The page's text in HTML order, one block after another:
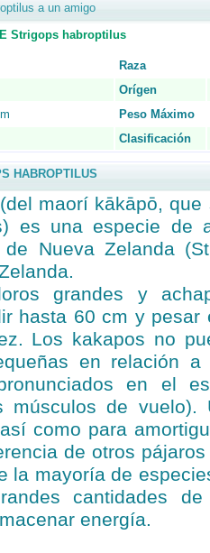
a un amigo
Strigops habroptilus
Raza
Orígen
Peso Máximo
Clasificación
HABROPTILUS
maorí kākāpō,
es una especie de
Nueva Zelanda
grandes y
hasta 60 cm y
Los kakapos no
en relación
en el
músculos de vuelo).
como para
de otros
la mayoría de
cantidades
energía.